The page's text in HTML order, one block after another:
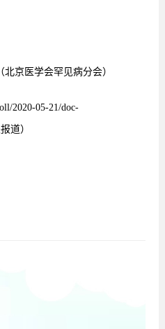
北京医学会罕见病分会）
2020-05-21/doc-
道）